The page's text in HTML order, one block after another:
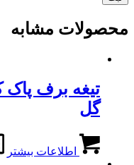
محصولات مشابه
تیغه برف
گل
اطلاعات بیشتر